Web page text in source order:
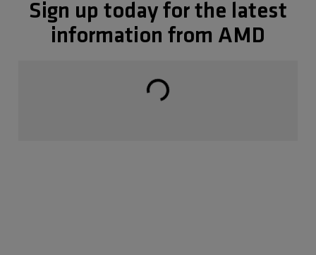
Sign up today for the latest
information from AMD
Carregando...